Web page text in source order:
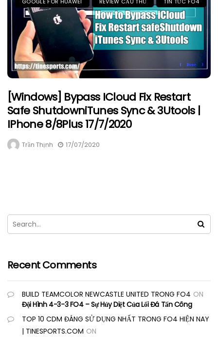
[Windows] Bypass ICloud Fix Restart
Safe ShutdowniTunes Sync & 3Utools |
IPhone 8/8Plus 17/7/2020
Trần Thịnh 17/07/2020
Recent Comments
BUILD TEAMCOLOR NEWCASTLE UNITED TRONG FO4 ON
Đội Hình 4-3-3 FO4 – Sự Hủy Diệt Của Lối Đá Tấn Công
TOP 10 CDM ĐÁNG SỬ DỤNG NHẤT TRONG FO4 HIỆN NAY
| TINESPORTS.COM ON